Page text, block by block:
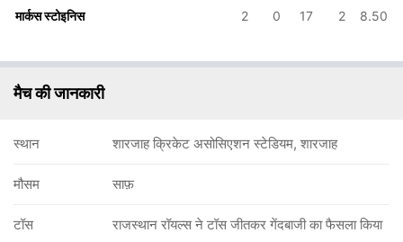
मार्कस स्टोइनिस 2 0 17 2 8.50
मैच की जानकारी
स्थान शारजाह क्रिकेट असोसिएशन स्टेडियम, शारजाह
मौसम साफ़
टॉस राजस्थान रॉयल्स ने टॉस जीतकर गेंदबाजी का फैसला किया